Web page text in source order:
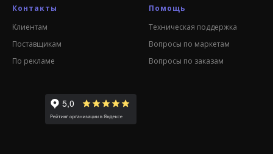
Контакты
Клиентам
Поставщикам
По рекламе
Помощь
Техническая поддержка
Вопросы по маркетам
Вопросы по заказам